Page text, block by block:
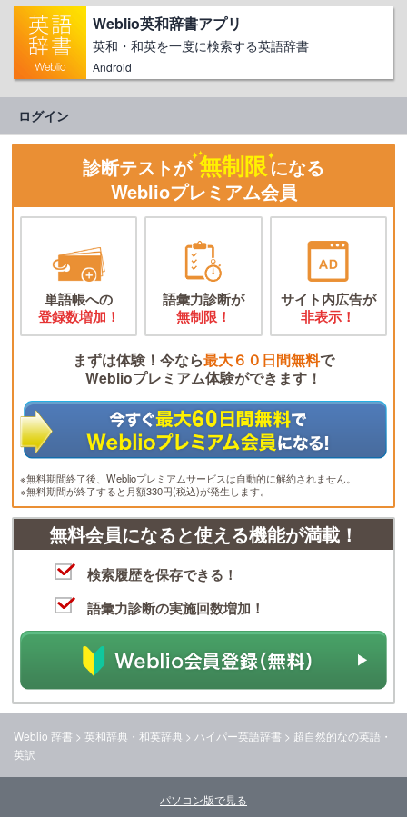
Weblio英和辞書アプリ
英和・和英を一度に検索する英語辞書
Android
ログイン
診断テストが 無制限になる
Weblioプレミアム会員
単語帳への
登録数増加！
語彙力診断が
無制限！
サイト内広告が
非表示！
まずは体験！今なら最大６０日間無料で
Weblioプレミアム体験ができます！
※無料期間終了後、Weblioプレミアムサービスは自動的に解約されません。
※無料期間が終了すると月額330円(税込)が発生します。
無料会員になると使える機能が満載！
検索履歴を保存できる！
語彙力診断の実施回数増加！
Weblio 辞書 > 英和辞典・和英辞典 > ハイパー英語辞書 > 超自然的なの英語・
英訳
パソコン版で見る